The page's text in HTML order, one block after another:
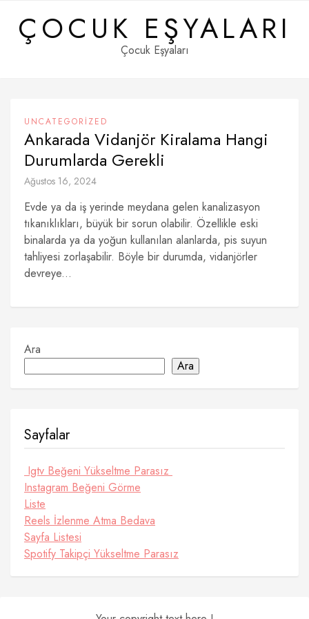
contentÇOCUK EŞYALARI
Çocuk Eşyaları
UNCATEGORIZED
Ankarada Vidanjör Kiralama Hangi
Durumlarda Gerekli
Ağustos 16, 2024
Evde ya da iş yerinde meydana gelen kanalizasyon
tıkanıklıkları, büyük bir sorun olabilir. Özellikle eski
binalarda ya da yoğun kullanılan alanlarda, pis suyun
tahliyesi zorlaşabilir. Böyle bir durumda, vidanjörler
devreye...
Ara
Ara
Sayfalar
Igtv Beğeni Yükseltme Parasız
Instagram Beğeni Görme
Liste
Reels İzlenme Atma Bedava
Sayfa Listesi
Spotify Takipçi Yükseltme Parasız